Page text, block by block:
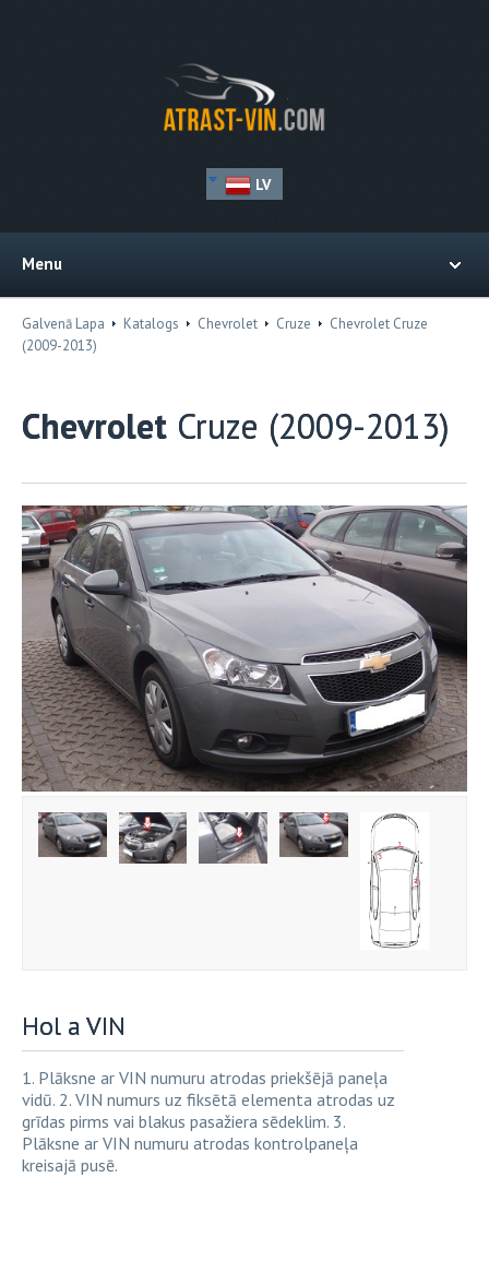
LV
Menu
Galvenā Lapa Katalogs Chevrolet Cruze
Chevrolet Cruze
(2009-2013)
Chevrolet Cruze (2009-2013)
Hol a VIN
1. Plāksne ar VIN numuru atrodas priekšējā paneļa
vidū. 2. VIN numurs uz fiksētā elementa atrodas uz
grīdas pirms vai blakus pasažiera sēdeklim. 3.
Plāksne ar VIN numuru atrodas kontrolpaneļa
kreisajā pusē.